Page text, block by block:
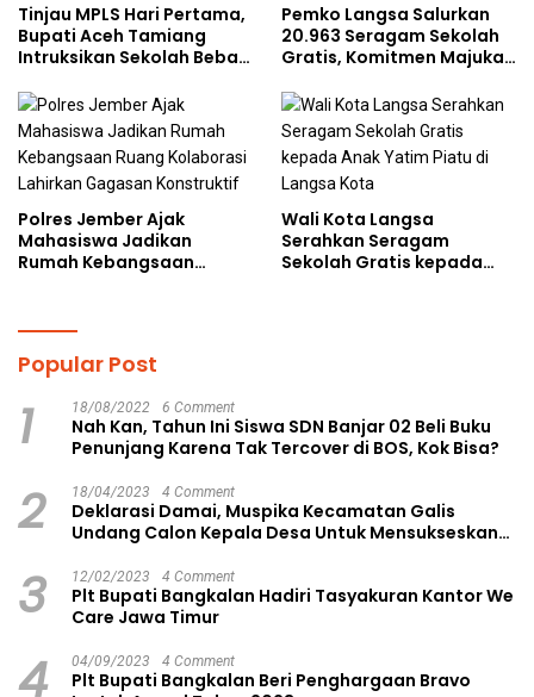
Tinjau MPLS Hari Pertama,
Bupati Aceh Tamiang
Intruksikan Sekolah Bebas
Pemko Langsa Salurkan
20.963 Seragam Sekolah
Gratis, Komitmen Majukan
Polres Jember Ajak
Mahasiswa Jadikan
Rumah Kebangsaan
Wali Kota Langsa
Serahkan Seragam
Sekolah Gratis kepada
Popular Post
1 18/08/2022 6 Comment
Nah Kan, Tahun Ini Siswa SDN Banjar 02 Beli Buku
Penunjang Karena Tak Tercover di BOS, Kok Bisa?
2 18/04/2023 4 Comment
Deklarasi Damai, Muspika Kecamatan Galis
Undang Calon Kepala Desa Untuk Mensukseskan
3 12/02/2023 4 Comment
Plt Bupati Bangkalan Hadiri Tasyakuran Kantor We
Care Jawa Timur
4 04/09/2023 4 Comment
Plt Bupati Bangkalan Beri Penghargaan Bravo